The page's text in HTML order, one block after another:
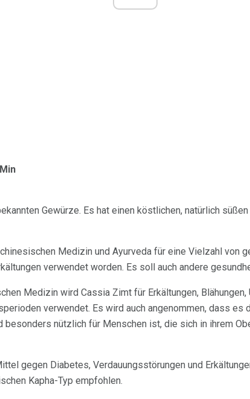
Gewürze. Es hat einen köstlichen, natürlich
Medizin und Ayurveda für eine Vielzahl von
verwendet worden. Es soll auch andere
Medizin wird Cassia Zimt für Erkältungen, Blähungen,
verwendet. Es wird auch angenommen, dass es
besonders nützlich für Menschen ist, die sich in ihrem
gegen Diabetes, Verdauungsstörungen und
Kapha-Typ empfohlen.